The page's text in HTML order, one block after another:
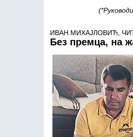
(*Р
ИВАН МИХАЈЛОВИЋ,
Без премца, на